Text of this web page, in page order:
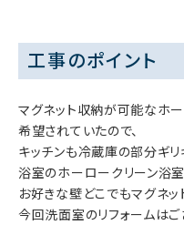
工事のポイント
マグネット収納が可能なホ
希望されていたので、
キッチンも冷蔵庫の部分ギリ
浴室のホーロークリーン浴室
お好きな壁どこでもマグネ
今回洗面室のリフォームはご